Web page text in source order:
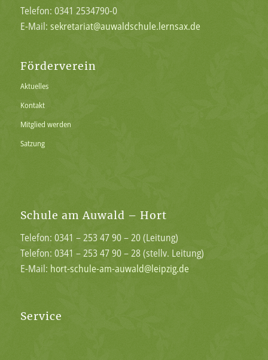
Telefon: 0341 2534790-0
E-Mail: sekretariat@auwaldschule.lernsax.de
Förderverein
Aktuelles
Kontakt
Mitglied werden
Satzung
Schule am Auwald – Hort
Telefon: 0341 – 253 47 90 – 20 (Leitung)
Telefon: 0341 – 253 47 90 – 28 (stellv. Leitung)
E-Mail: hort-schule-am-auwald@leipzig.de
Service